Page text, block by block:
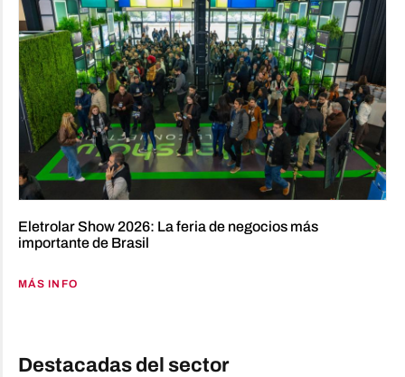
Eletrolar Show 2026: La feria de negocios más
importante de Brasil
MÁS INFO
Destacadas del sector